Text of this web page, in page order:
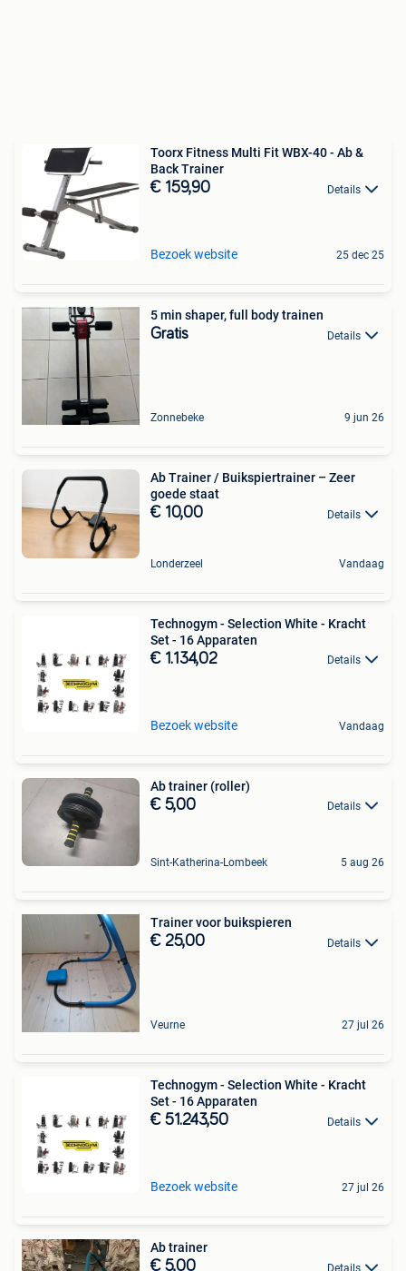
Toorx Fitness Multi Fit WBX-40 - Ab &
Back Trainer
€ 159,90 Details
Bezoek website 25 dec 25
5 min shaper, full body trainen
Gratis Details
Zonnebeke 9 jun 26
Ab Trainer / Buikspiertrainer – Zeer
goede staat
€ 10,00 Details
Londerzeel Vandaag
Technogym - Selection White - Kracht
Set - 16 Apparaten
€ 1.134,02 Details
Bezoek website Vandaag
Ab trainer (roller)
€ 5,00 Details
Sint-Katherina-Lombeek 5 aug 26
Trainer voor buikspieren
€ 25,00 Details
Veurne 27 jul 26
Technogym - Selection White - Kracht
Set - 16 Apparaten
€ 51.243,50 Details
Bezoek website 27 jul 26
Ab trainer
€ 5,00 Details